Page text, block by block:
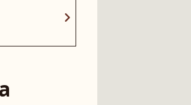
chevron_right